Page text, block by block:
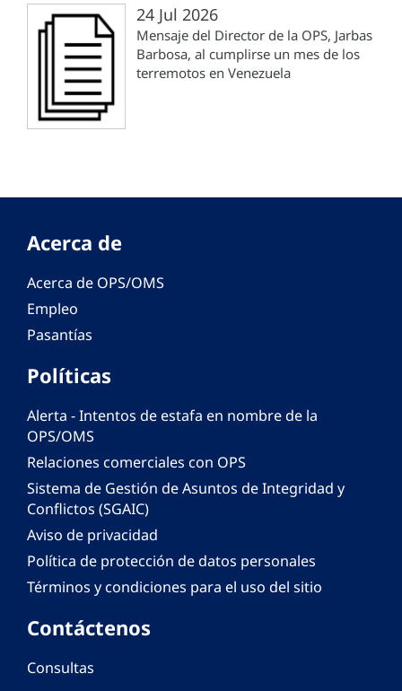
24 Jul 2026
Mensaje del Director de la OPS, Jarbas
Barbosa, al cumplirse un mes de los
terremotos en Venezuela
Acerca de
Acerca de OPS/OMS
Empleo
Pasantías
Políticas
Alerta - Intentos de estafa en nombre de la
OPS/OMS
Relaciones comerciales con OPS
Sistema de Gestión de Asuntos de Integridad y
Conflictos (SGAIC)
Aviso de privacidad
Política de protección de datos personales
Términos y condiciones para el uso del sitio
Contáctenos
Consultas